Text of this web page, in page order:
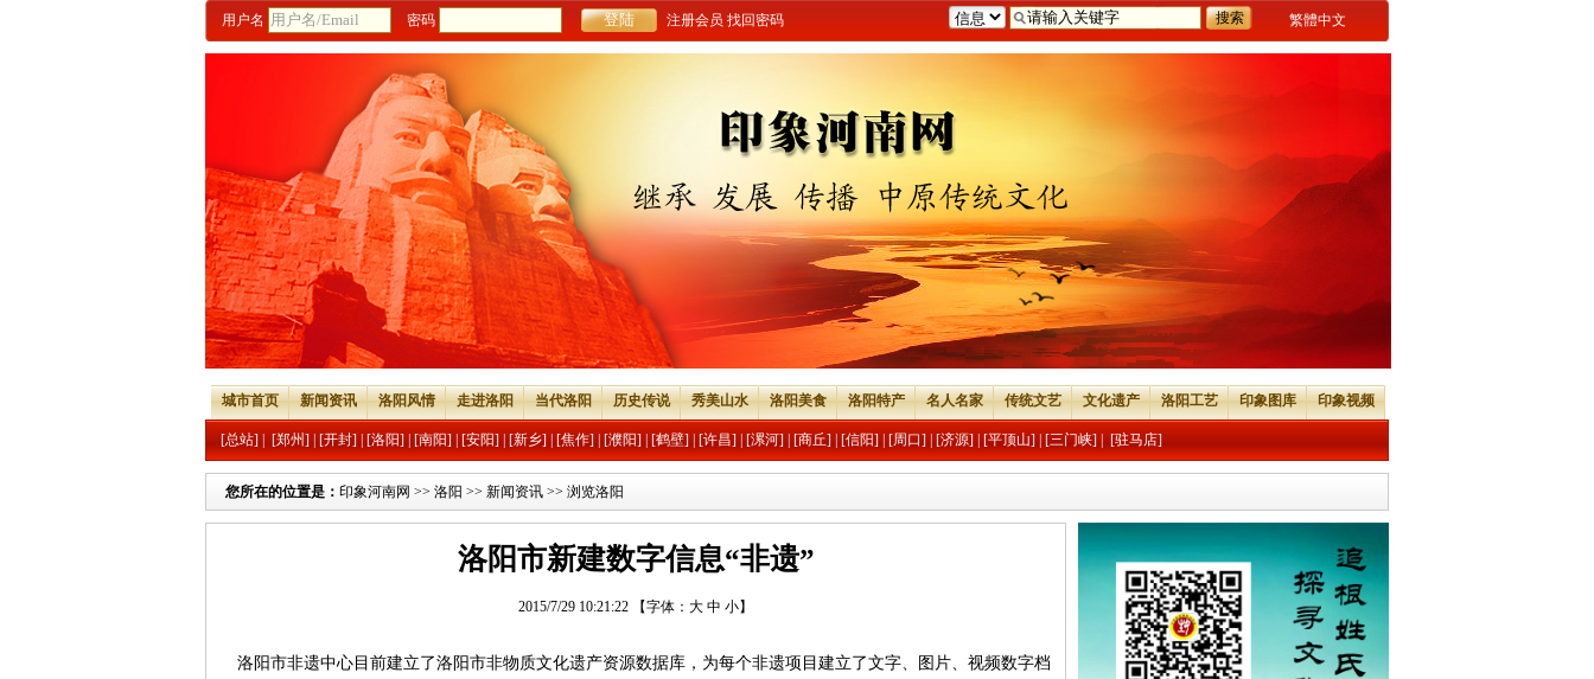
繁體中文
用户名 密码 注册会员 找回密码
城市首页 新闻资讯 洛阳风情 走进洛阳 当代洛阳 历史传说 秀美山水 洛阳美食 洛阳特产 名人名家 传统文艺 文化遗产 洛阳工艺 印象图库 印象视频
[总站] [郑州] [开封] [洛阳] [南阳] [安阳] [新乡] [焦作] [濮阳] [鹤壁] [许昌] [漯河] [商丘] [信阳] [周口] [济源] [平顶山] [三门峡] [驻马店]
您所在的位置是： 印象河南网 >> 洛阳 >> 新闻资讯 >> 浏览洛阳
洛阳市新建数字信息“非遗”
2015/7/29 10:21:22 【字体： 大 中 小】
洛阳市非遗中心目前建立了洛阳市非物质文化遗产资源数据库，为每个非遗项目建立了文字、图片、视频数字档